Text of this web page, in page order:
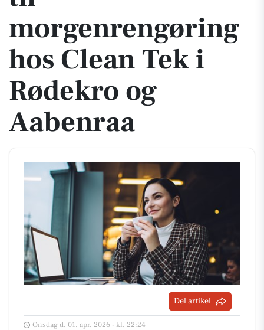
morgenrengøring
hos Clean Tek i
Rødekro og
Aabenraa
Del artikel
Onsdag d. 01. apr. 2026 - kl. 22:24